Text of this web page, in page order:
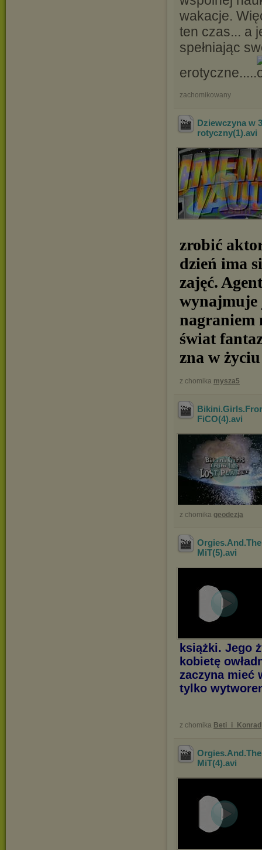
wakacje.
ten czas... a
spełniając
erotyczne.....
zachomikowany
Dziewczyna w
rotyczny(1).avi
zrobić
dzień ima
zajęć.
wynajmuje
nagraniem
świat
zna w
z chomika mysza5
FiCO(4).avi
z chomika geodezja
MiT(5).avi
książki. Jego
kobietę
zaczyna mieć
tylko
z chomika Beti_i_Konrad
MiT(4).avi